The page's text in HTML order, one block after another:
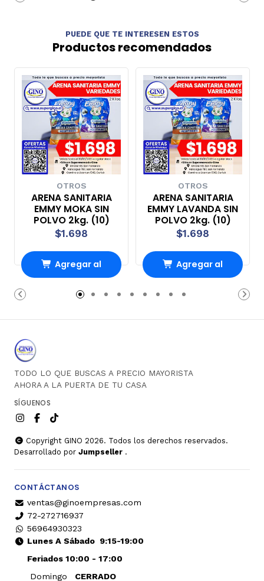
PUEDE QUE TE INTERESEN ESTOS
Productos recomendados
OTROS
ARENA SANITARIA
EMMY MOKA SIN
POLVO 2kg. (10)
$1.698
Agregar al
Carro
OTROS
ARENA SANITARIA
EMMY LAVANDA SIN
POLVO 2kg. (10)
$1.698
Agregar al
Carro
TODO LO QUE BUSCAS A PRECIO MAYORISTA
AHORA A LA PUERTA DE TU CASA
SÍGUENOS
Copyright GINO 2026. Todos los derechos reservados.
Desarrollado por Jumpseller .
CONTÁCTANOS
ventas@ginoempresas.com
72-272716937
56964930323
Lunes A Sábado9:15-19:00
Feriados 10:00 - 17:00
Domingo
CERRADO